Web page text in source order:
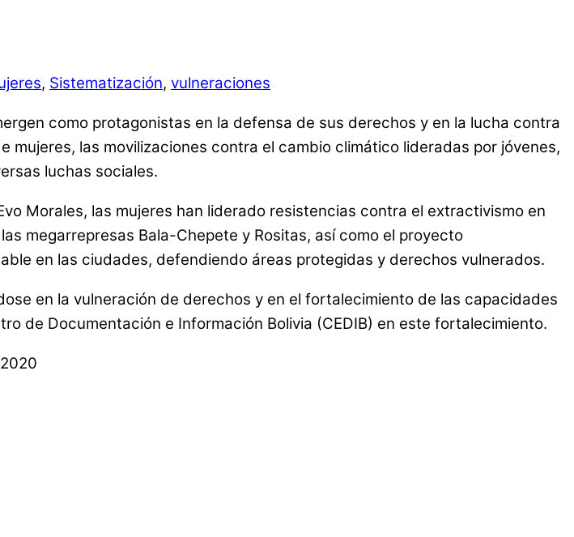
, Sistematización, vulneraciones
como protagonistas en la defensa de sus derechos y en la lucha contra
las movilizaciones contra el cambio climático lideradas por jóvenes,
luchas sociales.
Morales, las mujeres han liderado resistencias contra el extractivismo en
megarrepresas Bala-Chepete y Rositas, así como el proyecto
en las ciudades, defendiendo áreas protegidas y derechos vulnerados.
en la vulneración de derechos y en el fortalecimiento de las capacidades
de Documentación e Información Bolivia (CEDIB) en este fortalecimiento.